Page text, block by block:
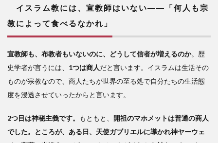
イスラム教には、宣教師はいない――「何人も宗
教によって食べるなかれ」
宣教師も、布教者もいないのに、どうして信者が増えるのか。歴
史学者が言うには、 1つは商人だと言います。イスラムは生活その
ものが宗教なので、商人たちが世界の至る処で自分たちの生活態
度を浸透させていったからと言います。
2つ目は神秘主義です。 もともと、 開祖のマホメットは普通の商人
でした。ところが、ある日、天使ガブリエルに導かれ神ヤーウェ